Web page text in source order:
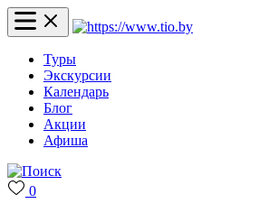
Туры
Экскурсии
Календарь
Блог
Акции
Афиша
0